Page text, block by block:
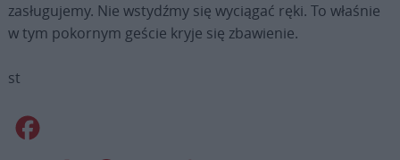
zasługujemy. Nie wstydźmy się wyciągać ręki. To właśnie
w tym pokornym geście kryje się zbawienie.
st